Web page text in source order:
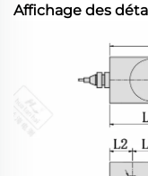
Affichage des